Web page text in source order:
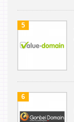
5
6